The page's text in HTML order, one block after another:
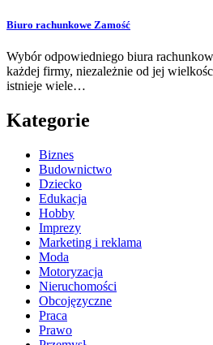
Biuro rachunkowe Zamość
Wybór odpowiedniego biura
każdej firmy, niezależnie od jej
istnieje wiele…
Kategorie
Biznes
Budownictwo
Dziecko
Edukacja
Hobby
Imprezy
Marketing i reklama
Moda
Motoryzacja
Nieruchomości
Obcojęzyczne
Praca
Prawo